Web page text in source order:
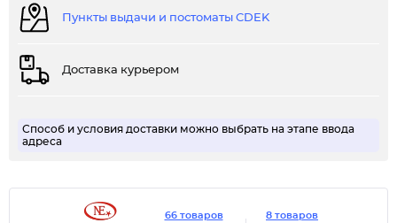
Пункты выдачи и постоматы CDEK
Доставка курьером
Способ и условия доставки можно выбрать на этапе ввода
адреса
66 товаров
8 товаров